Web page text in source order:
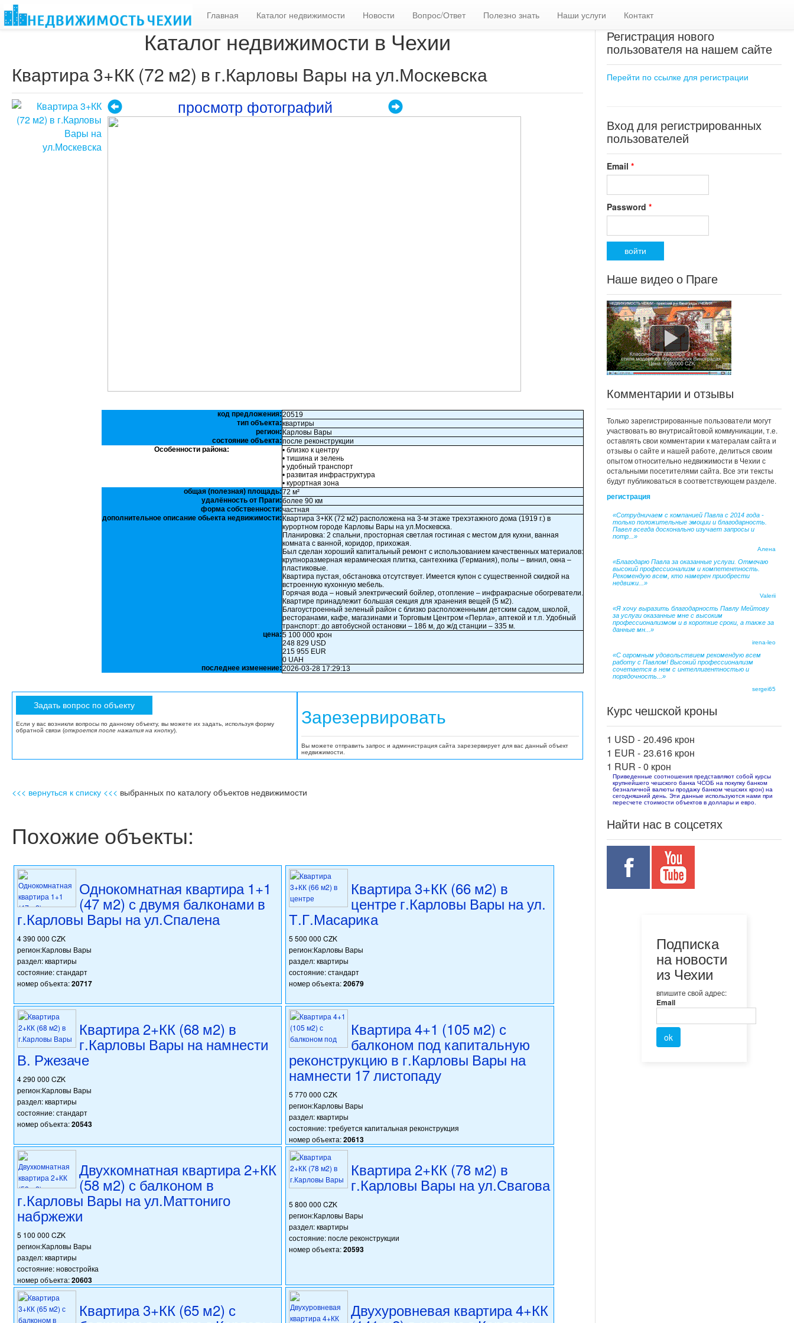
Главная Каталог недвижимости Новости Вопрос/Ответ Полезно знать Наши услуги Контакт
Каталог недвижимости в Чехии
Квартира 3+КК (72 м2) в г.Карловы Вары на ул.Москевска
просмотр фотографий
код предложения:20519
тип объекта:квартиры
регион: Карловы Вары
состояние объекта:после реконструкции
Особенности района:
• близко к центру
• тишина и зелень
• удобный транспорт
• развитая инфраструктура
• курортная зона
общая (полезная) площадь:72 м²
удалённость от Праги:более 90 км
форма собственности:частная
дополнительное описание обьекта недвижимости: Квартира 3+КК (72 м2) расположена на 3-м этаже трехэтажного дома (1919 г.) в
курортном городе Карловы Вары на ул.Москевска.
Планировка: 2 спальни, просторная светлая гостиная с местом для кухни, ванная
комната с ванной, коридор, прихожая.
Был сделан хороший капитальный ремонт с использованием качественных материалов:
крупноразмерная керамическая плитка, сантехника (Германия), полы – винил, окна –
пластиковые.
Квартира пустая, обстановка отсутствует. Имеется купон с существенной скидкой на
встроенную кухонную мебель.
Горячая вода – новый электрический бойлер, отопление – инфракрасные обогреватели.
Квартире принадлежит большая секция для хранения вещей (5 м2).
Благоустроенный зеленый район с близко расположенными детским садом, школой,
ресторанами, кафе, магазинами и Торговым Центром «Перла», аптекой и т.п. Удобный
транспорт: до автобусной остановки – 186 м, до ж/д станции – 335 м.
цена:5 100 000 крон
248 829 USD
215 955 EUR
0 UAH
последнее изменение:2026-03-28 17:29:13
Если у вас возникли вопросы по данному объекту, вы можете их задать, используя форму
обратной связи (откроется после нажатия на кнопку).
Зарезервировать
Вы можете отправить запрос и администрация сайта зарезервирует для вас данный объект
недвижимости.
<<< вернуться к списку <<< выбранных по каталогу объектов недвижимости
Похожие объекты:
Однокомнатная квартира 1+1
(47 м2) с двумя балконами в
г.Карловы Вары на ул.Спалена
4 390 000 CZK
регион:Карловы Вары
раздел: квартиры
состояние: стандарт
номер объекта:20717
Квартира 3+КК (66 м2) в
центре г.Карловы Вары на ул.
Т.Г.Масарика
5 500 000 CZK
регион:Карловы Вары
раздел: квартиры
состояние: стандарт
номер объекта:20679
Квартира 2+КК (68 м2) в
г.Карловы Вары на намнести
В. Ржезаче
4 290 000 CZK
регион:Карловы Вары
раздел: квартиры
состояние: стандарт
номер объекта:20543
Квартира 4+1 (105 м2) с
балконом под капитальную
реконструкцию в г.Карловы Вары на
намнести 17 листопаду
5 770 000 CZK
регион:Карловы Вары
раздел: квартиры
состояние: требуется капитальная реконструкция
номер объекта:20613
Двухкомнатная квартира 2+КК
(58 м2) с балконом в
г.Карловы Вары на ул.Маттониго
набржежи
5 100 000 CZK
регион:Карловы Вары
раздел: квартиры
состояние: новостройка
номер объекта:20603
Квартира 2+КК (78 м2) в
г.Карловы Вары на ул.Свагова
5 800 000 CZK
регион:Карловы Вары
раздел: квартиры
состояние: после реконструкции
номер объекта:20593
Квартира 3+КК (65 м2) с Двухуровневая квартира 4+КК
Регистрация нового
пользователя на нашем сайте
Перейти по ссылке для регистрации
Вход для регистрированных
пользователей
Email *
Password *
Наше видео о Праге
Комментарии и отзывы
Только зарегистрированные пользователи могут
участвовать во внутрисайтовой коммуникации, т.е.
оставлять свои комментарии к матералам сайта и
отзывы о сайте и нашей работе, делиться своим
опытом относительно недвижимости в Чехии с
остальными посетителями сайта. Все эти тексты
будут публиковаться в соответствующем разделе.
регистрация
«Сотрудничаем с компанией Павла с 2014 года -
только положительные эмоции и благодарность.
Павел всегда досконально изучает запросы и
потр...»
Алена
«Благодарю Павла за оказанные услуги. Отмечаю
высокий профессионализм и компетентность.
Рекомендую всем, кто намерен приобрести
недвижи...»
Valerii
«Я хочу выразить благодарность Павлу Мейтову
за услуги оказанные мне с высоким
профессионализмом и в короткие сроки, а также за
данные мн...»
irena-leo
«С огромным удовольствием рекомендую всем
работу с Павлом! Высокий профессионализм
сочетается в нем с интеллигентностью и
порядочность...»
sergei65
Курс чешской кроны
1 USD - 20.496 крон
1 EUR - 23.616 крон
1 RUR -0 крон
Приведенные соотношения представляют собой курсы
крупнейшего чешского банка ЧСОБ на покупку банком
безналичной валюты продажу банком чешских крон) на
сегодняшний день. Эти данные используются нами при
пересчете стоимости объектов в доллары и евро.
Найти нас в соцсетях
Подписка
на новости
из Чехии
впишите свой адрес:
Email